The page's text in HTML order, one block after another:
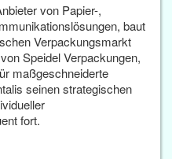
von Papier-,
baut
Verpackungsmarkt
Speidel Verpackungen,
maßgeschneiderte
seinen strategischen
fort.